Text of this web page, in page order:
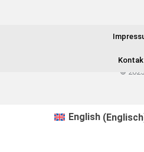
© 2025
English (Englisch